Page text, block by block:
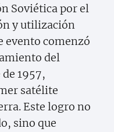
Soviética por el
y utilización
evento comenzó
del
1957,
satélite
Este logro no
sino que